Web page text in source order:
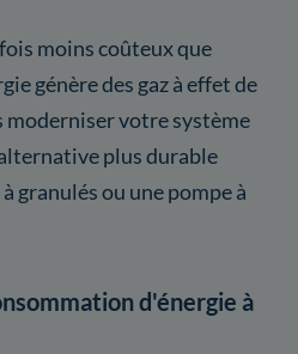
moins coûteux que
génère des gaz à effet de
moderniser votre système
plus durable
granulés ou une pompe à
d'énergie à